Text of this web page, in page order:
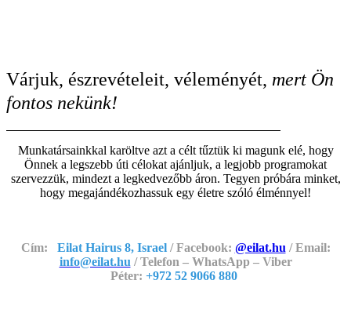
Várjuk, észrevételeit, véleményét, mert Ön
fontos nekünk!
Munkatársainkkal karöltve azt a célt tűztük ki magunk elé, hogy
Önnek a legszebb úti célokat ajánljuk, a legjobb programokat
szervezzük, mindezt a legkedvezőbb áron. Tegyen próbára minket,
hogy megajándékozhassuk egy életre szóló élménnyel!
Cím: Eilat Hairus 8, Israel/ Facebook: @eilat.hu / Email:
info@eilat.hu / Telefon – WhatsApp – Viber
Péter: +972 52 9066 880